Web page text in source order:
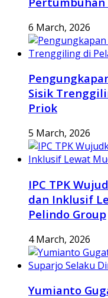
6 March, 2026
Sisik
Priok
5 March, 2026
IPC TPK
dan Inklusif
Pelindo Group
4 March, 2026
Yumianto